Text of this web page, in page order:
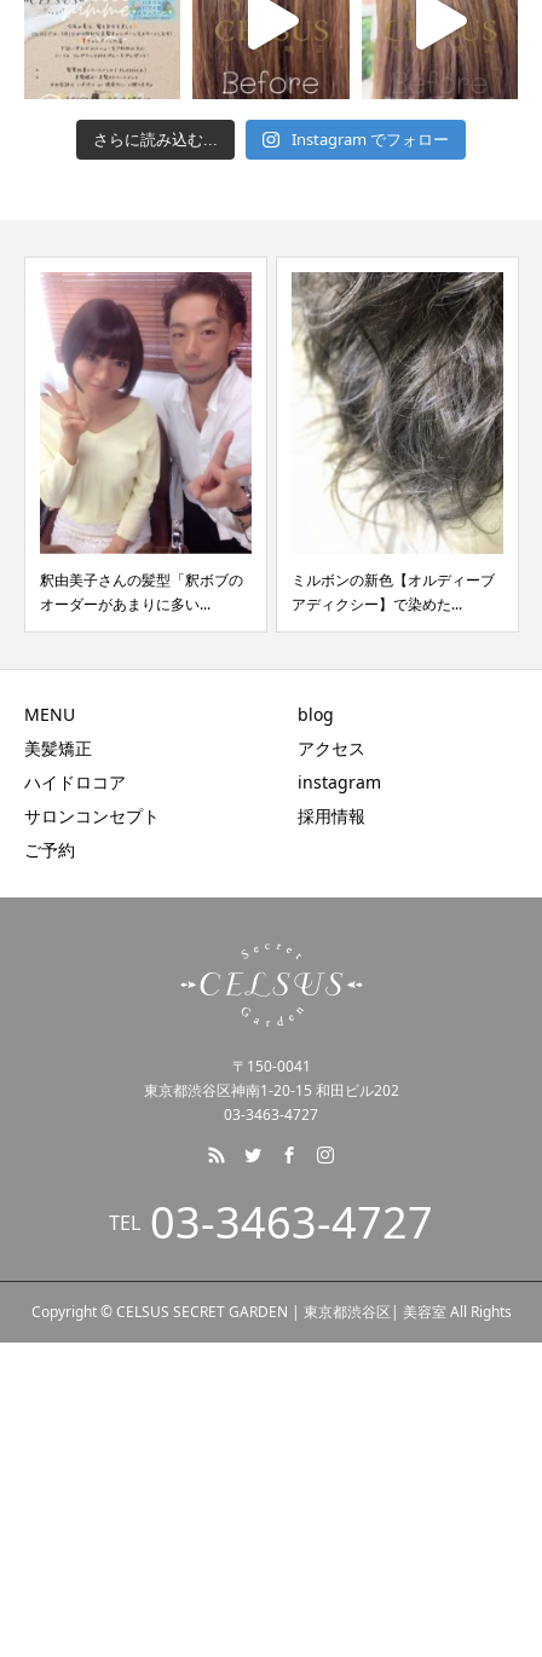
さらに読み込む... Instagram でフォロー
釈由美子さんの髪型「釈ボブの
オーダーがあまりに多い...
ミルボンの新色【オルディーブ
アディクシー】で染めた...
MENU
美髪矯正
ハイドロコア
サロンコンセプト
ご予約
blog
アクセス
instagram
採用情報
〒150-0041
東京都渋谷区神南1-20-15 和田ビル202
03-3463-4727
TEL 03-3463-4727
Copyright © CELSUS SECRET GARDEN | 東京都渋谷区| 美容室 All Rights